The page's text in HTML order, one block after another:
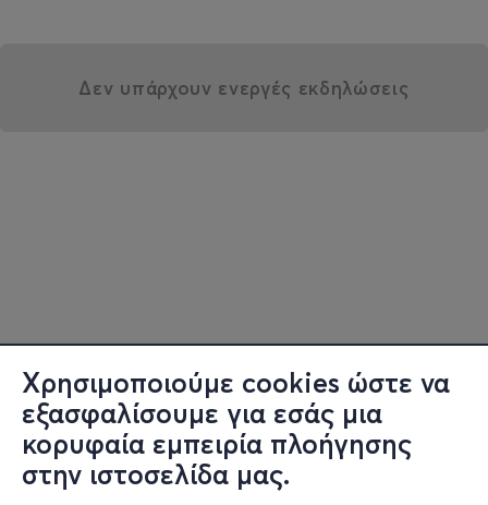
Χρησιμοποιούμε cookies ώστε να
εξασφαλίσουμε για εσάς μια
κορυφαία εμπειρία πλοήγησης
στην ιστοσελίδα μας.
Δεν υπάρχουν ενεργές εκδηλώσεις